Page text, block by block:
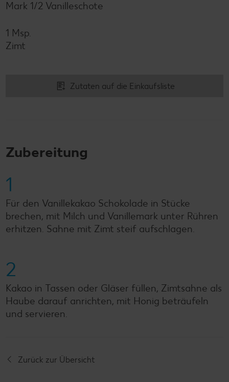
Mark 1/2 Vanilleschote
1 Msp.
Zimt
Zutaten auf die Einkaufsliste
Zubereitung
1
Für den Vanillekakao Schokolade in Stücke
brechen, mit Milch und Vanillemark unter Rühren
erhitzen. Sahne mit Zimt steif aufschlagen.
2
Kakao in Tassen oder Gläser füllen, Zimtsahne als
Haube darauf anrichten, mit Honig beträufeln
und servieren.
Zurück zur Übersicht